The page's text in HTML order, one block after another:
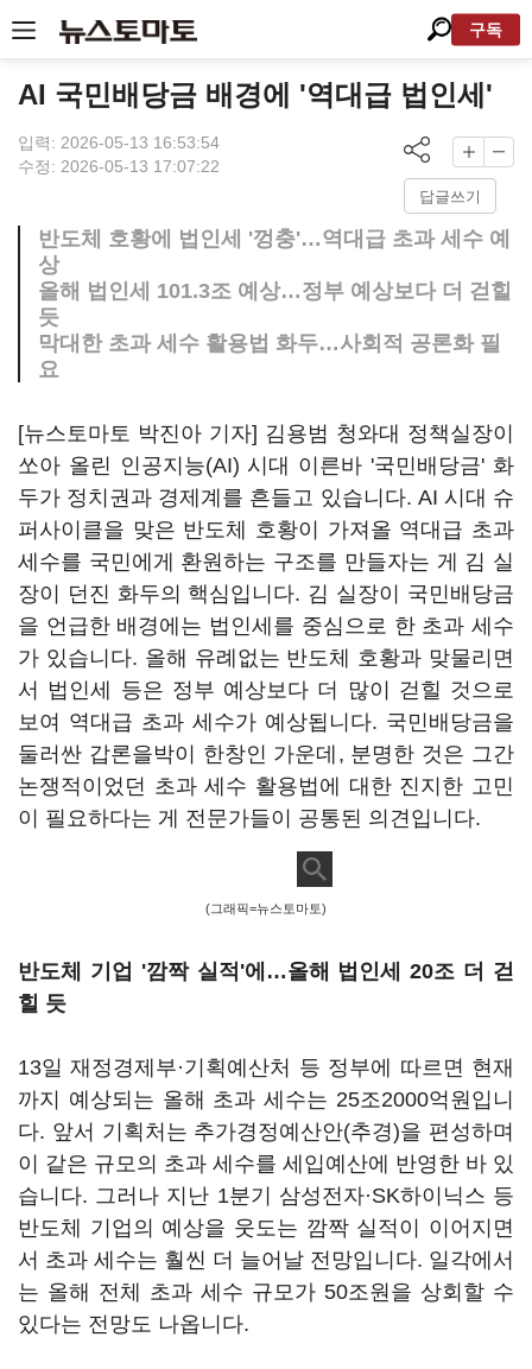
구독
AI 국민배당금 배경에 '역대급 법인세'
입력: 2026-05-13 16:53:54
수정: 2026-05-13 17:07:22
답글쓰기
반도체 호황에 법인세 '껑충'…역대급 초과 세수 예
상
올해 법인세 101.3조 예상…정부 예상보다 더 걷힐
듯
막대한 초과 세수 활용법 화두…사회적 공론화 필
요
[뉴스토마토 박진아 기자] 김용범 청와대 정책실장이
쏘아 올린 인공지능(AI) 시대 이른바 '국민배당금' 화
두가 정치권과 경제계를 흔들고 있습니다. AI 시대 슈
퍼사이클을 맞은 반도체 호황이 가져올 역대급 초과
세수를 국민에게 환원하는 구조를 만들자는 게 김 실
장이 던진 화두의 핵심입니다. 김 실장이 국민배당금
을 언급한 배경에는 법인세를 중심으로 한 초과 세수
가 있습니다. 올해 유례없는 반도체 호황과 맞물리면
서 법인세 등은 정부 예상보다 더 많이 걷힐 것으로
보여 역대급 초과 세수가 예상됩니다. 국민배당금을
둘러싼 갑론을박이 한창인 가운데, 분명한 것은 그간
논쟁적이었던 초과 세수 활용법에 대한 진지한 고민
이 필요하다는 게 전문가들이 공통된 의견입니다.
(그래픽=뉴스토마토)
반도체 기업 '깜짝 실적'에…올해 법인세 20조 더 걷
힐 듯
13일 재정경제부·기획예산처 등 정부에 따르면 현재
까지 예상되는 올해 초과 세수는 25조2000억원입니
다. 앞서 기획처는 추가경정예산안(추경)을 편성하며
이 같은 규모의 초과 세수를 세입예산에 반영한 바 있
습니다. 그러나 지난 1분기 삼성전자·SK하이닉스 등
반도체 기업의 예상을 웃도는 깜짝 실적이 이어지면
서 초과 세수는 훨씬 더 늘어날 전망입니다. 일각에서
는 올해 전체 초과 세수 규모가 50조원을 상회할 수
있다는 전망도 나옵니다.